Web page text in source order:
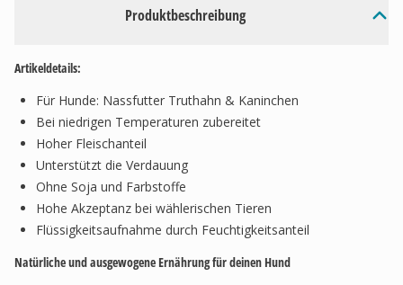
Produktbeschreibung
Artikeldetails:
Für Hunde: Nassfutter Truthahn & Kaninchen
Bei niedrigen Temperaturen zubereitet
Hoher Fleischanteil
Unterstützt die Verdauung
Ohne Soja und Farbstoffe
Hohe Akzeptanz bei wählerischen Tieren
Flüssigkeitsaufnahme durch Feuchtigkeitsanteil
Natürliche und ausgewogene Ernährung für deinen Hund